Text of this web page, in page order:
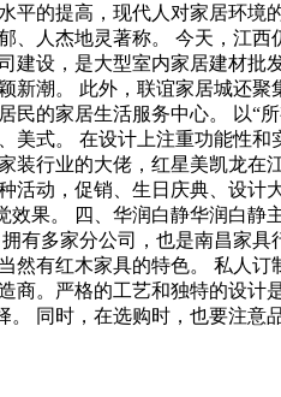
的提高，现代人对家居环
人杰地灵著称。 今天，江
设，是大型室内家居建材批
潮。 此外，联谊家居城还
的家居生活服务中心。 以“
式。 在设计上注重功能性
行业的大佬，红星美凯龙
动，促销、生日庆典、设计
果。 四、华润白静华润白
多家分公司，也是南昌家
有红木家具的特色。 私人
。严格的工艺和独特的设
同时，在选购时，也要注